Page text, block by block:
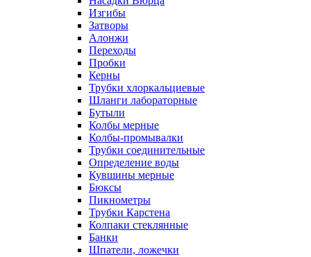
Изгибы
Затворы
Алонжи
Переходы
Пробки
Керны
Трубки хлоркальциевые
Шланги лабораторные
Бутыли
Колбы мерные
Колбы-промывалки
Трубки соединительные
Определение воды
Кувшины мерные
Бюксы
Пикнометры
Трубки Карстена
Колпаки стеклянные
Банки
Шпатели, ложечки